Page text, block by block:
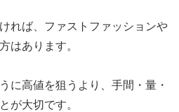
れば、ファストファッションや
はあります。
に高値を狙うより、手間・量・
が大切です。